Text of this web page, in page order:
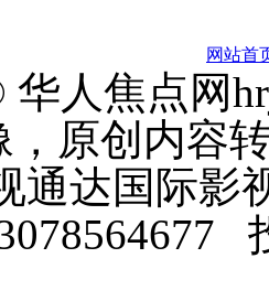
网站首
华人焦点网
，原创内容
通达国际